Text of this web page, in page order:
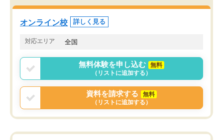
オンライン校 詳しく見る
対応エリア 全国
無料体験を申し込む
無料
（リストに追加する）
資料を請求する
無料
（リストに追加する）